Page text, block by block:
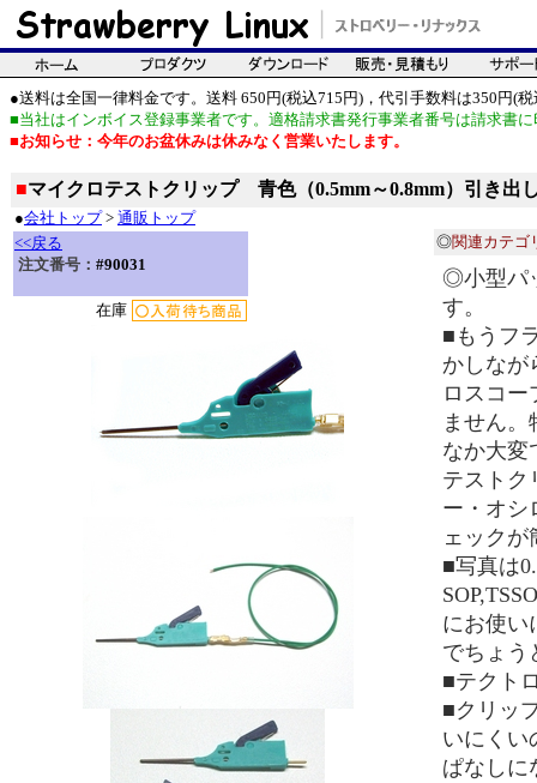
●送料は全国一律料金です。送料 650円(税込715円)，代引手数料は350円(税
■当社はインボイス登録事業者です。適格請求書発行事業者番号は請求書
■お知らせ：今年のお盆休みは休みなく営業いたします。
■マイクロテストクリップ 青色（0.5mm～0.8mm）引き出
●会社トップ> 通販トップ
<<戻る
注文番号： #90031
在庫
◎関連カテゴ
◎小型パ
す。
■もうフ
かしなが
ロスコ
ません。
なか大変
テストク
ー・オシ
ェックが
■写真は
にお使い
でちょう
■テクト
■クリッ
いにくい
ぱなしに